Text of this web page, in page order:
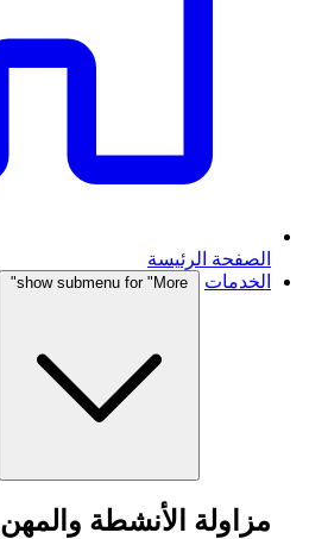
الصفحة الرئيسة
الخدمات
show submenu for "More"
مزاولة الأنشطة والمهن